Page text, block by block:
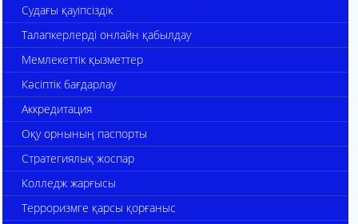
Судағы қауіпсіздік
Талапкерлерді онлайн қабылдау
Мемлекеттік қызметтер
Кәсіптік бағдарлау
Аккредитация
Оқу орнының паспорты
Стратегиялық жоспар
Колледж жарғысы
Терроризмге қарсы қорғаныс